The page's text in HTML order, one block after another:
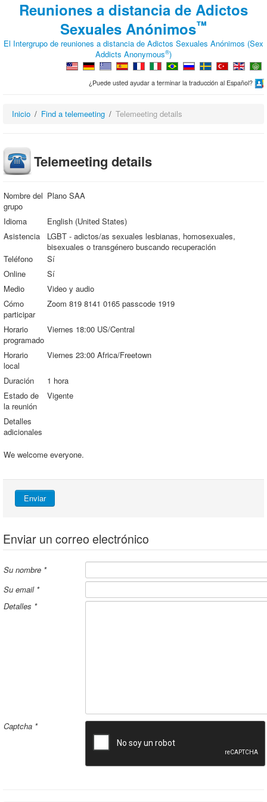
Reuniones a distancia de Adictos
Sexuales Anónimos™
El Intergrupo de reuniones a distancia de Adictos Sexuales Anónimos (Sex
Addicts Anonymous®)
¿Puede usted ayudar a terminar la traducción al Español?
Inicio Find a telemeeting Telemeeting details
Telemeeting details
Nombre del
grupo
Plano SAA
Idioma
English (United States)
Asistencia
LGBT - adictos/as sexuales lesbianas, homosexuales,
bisexuales o transgénero buscando recuperación
Teléfono
Sí
Online
Sí
Medio
Video y audio
Cómo
participar
Zoom 819 8141 0165 passcode 1919
Horario
programado
Viernes 18:00 US/Central
Horario
local
Viernes 23:00 Africa/Freetown
Duración
1 hora
Estado de
la reunión
Vigente
Detalles
adicionales
We welcome everyone.
Enviar
Enviar un correo electrónico
Su nombre *
Su email*
Detalles *
Captcha *